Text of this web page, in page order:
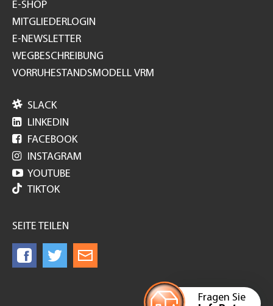
Fragen Sie
E-SHOP
MITGLIEDERLOGIN
E-NEWSLETTER
WEGBESCHREIBUNG
VORRUHESTANDSMODELL VRM
 SLACK
 LINKEDIN
 FACEBOOK
 INSTAGRAM
 YOUTUBE
TIKTOK
SEITE TEILEN